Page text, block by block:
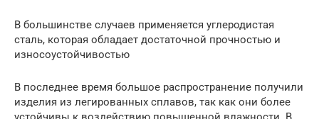
В большинстве случаев применяется углеродистая
сталь, которая обладает достаточной прочностью и
износоустойчивостью
В последнее время большое распространение получили
изделия из легированных сплавов, так как они более